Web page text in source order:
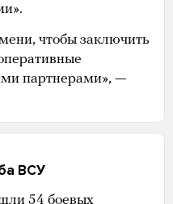
чтобы заключить
партнерами», —
ВСУ
54 боевых